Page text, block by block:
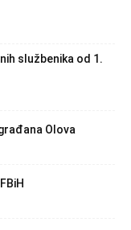
službenika od 1.
Olova